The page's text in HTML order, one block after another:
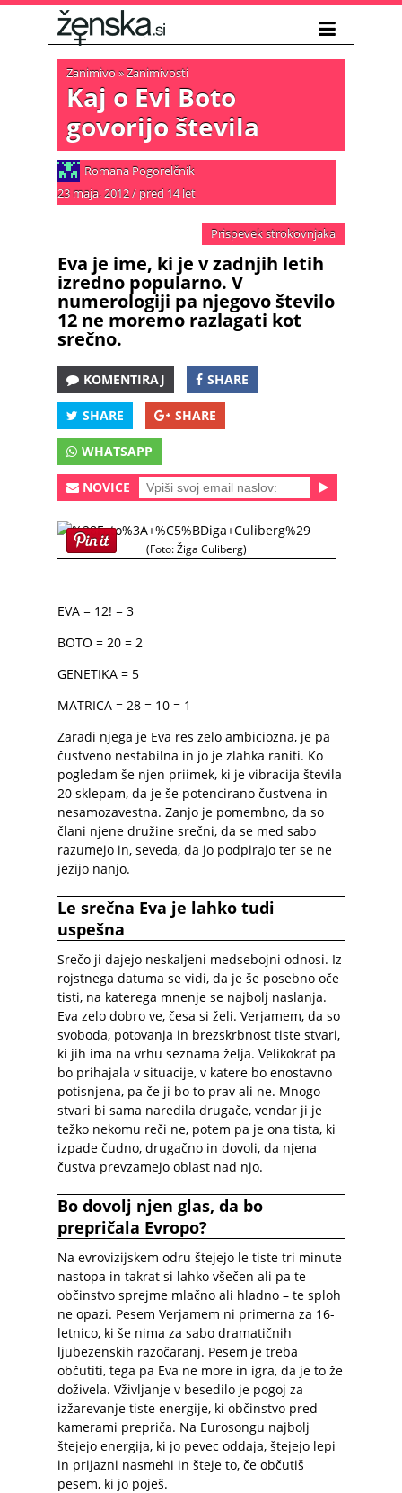
Zanimivo»Zanimivosti
Kaj o Evi Boto
govorijo števila
Romana Pogorelčnik
23 maja, 2012/ pred 14 let
Prispevek strokovnjaka
Eva je ime, ki je v zadnjih letih
izredno popularno. V
numerologiji pa njegovo število
12 ne moremo razlagati kot
srečno.
KOMENTIRAJ SHARE
SHARE SHARE
WHATSAPP
NOVICE
(Foto: Žiga Culiberg)
EVA = 12! = 3
BOTO = 20 = 2
GENETIKA = 5
MATRICA = 28 = 10 = 1
Zaradi njega je Eva res zelo ambiciozna, je pa
čustveno nestabilna in jo je zlahka raniti. Ko
pogledam še njen priimek, ki je vibracija števila
20 sklepam, da je še potencirano čustvena in
nesamozavestna. Zanjo je pomembno, da so
člani njene družine srečni, da se med sabo
razumejo in, seveda, da jo podpirajo ter se ne
jezijo nanjo.
Le srečna Eva je lahko tudi
uspešna
Srečo ji dajejo neskaljeni medsebojni odnosi. Iz
rojstnega datuma se vidi, da je še posebno oče
tisti, na katerega mnenje se najbolj naslanja.
Eva zelo dobro ve, česa si želi. Verjamem, da so
svoboda, potovanja in brezskrbnost tiste stvari,
ki jih ima na vrhu seznama želja. Velikokrat pa
bo prihajala v situacije, v katere bo enostavno
potisnjena, pa če ji bo to prav ali ne. Mnogo
stvari bi sama naredila drugače, vendar ji je
težko nekomu reči ne, potem pa je ona tista, ki
izpade čudno, drugačno in dovoli, da njena
čustva prevzamejo oblast nad njo.
Bo dovolj njen glas, da bo
prepričala Evropo?
Na evrovizijskem odru štejejo le tiste tri minute
nastopa in takrat si lahko všečen ali pa te
občinstvo sprejme mlačno ali hladno – te sploh
ne opazi. Pesem Verjamem ni primerna za 16-
letnico, ki še nima za sabo dramatičnih
ljubezenskih razočaranj. Pesem je treba
občutiti, tega pa Eva ne more in igra, da je to že
doživela. Vživljanje v besedilo je pogoj za
izžarevanje tiste energije, ki občinstvo pred
kamerami prepriča. Na Eurosongu najbolj
štejejo energija, ki jo pevec oddaja, štejejo lepi
in prijazni nasmehi in šteje to, če občutiš
pesem, ki jo poješ.